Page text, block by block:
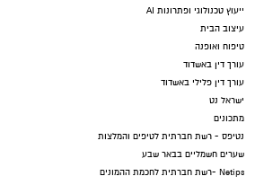
ייעוץ טכנולוגי ופתרונות AI
עיצוב הבית
טיפוח ואופנה
עורך דין באשדוד
עורך דין פלילי באשדוד
ישראל נט
מתכונים
נטיפס - רשת חברתית לטיפים והמלצות
שערים חשמליים בבאר שבע
Netips -רשת חברתית לחכמת ההמונים